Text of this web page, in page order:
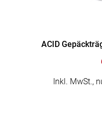
ACID
Inkl. MwSt.,